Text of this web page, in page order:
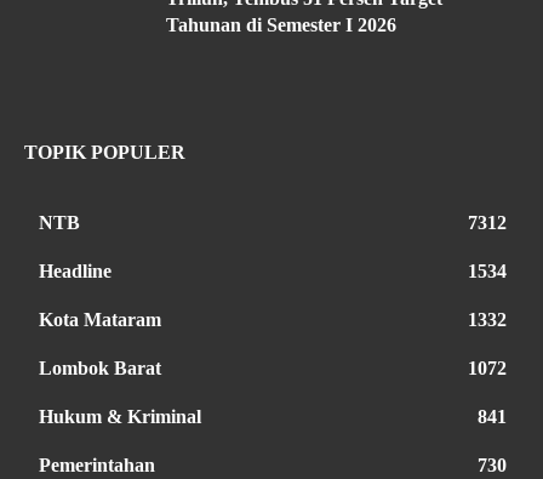
Tahunan di Semester I 2026
TOPIK POPULER
NTB 7312
Headline 1534
Kota Mataram 1332
Lombok Barat 1072
Hukum & Kriminal 841
Pemerintahan 730